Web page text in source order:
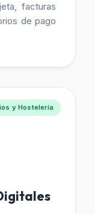
facturas
de pago
y Hostelería